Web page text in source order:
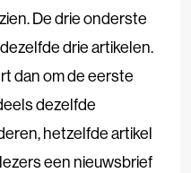
De drie onderste
drie artikelen.
dan om de eerste
dezelfde
hetzelfde artikel
een nieuwsbrief